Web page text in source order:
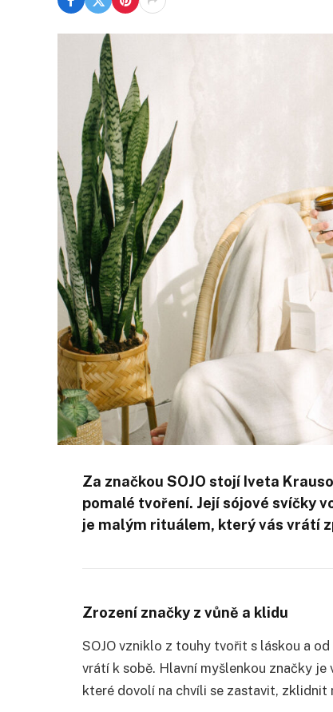
Za značkou SOJO stojí Iveta
pomalé tvoření. Její sójové svíčky
je malým rituálem, který vás vrátí
Zrození značky z vůně a klidu
SOJO vzniklo z touhy tvořit s láskou a
vrátí k sobě. Hlavní myšlenkou značky
které dovolí na chvíli se zastavit, zklidnit